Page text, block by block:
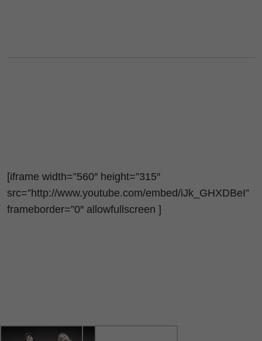
[iframe width=”560″ height=”315″
src=”http://www.youtube.com/embed/iJk_GHXDBeI”
frameborder=”0″ allowfullscreen ]